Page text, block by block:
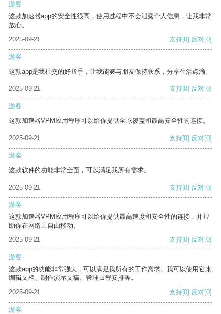
游客
这款加速器app的安全性很高，使用过程中不会泄露个人信息，让我非常
放心。
2025-09-21
支持[0] 反对[0]
游客
这款app是我社交的好帮手，让我能够与朋友保持联系，分享生活点滴。
2025-09-21 支持[0] 反对[0]
游客
这款加速器VPM应用程序可以给你提供全球覆盖和最高安全性的连接。
2025-09-21 支持[0] 反对[0]
游客
这款软件的功能非常全面，可以满足我所有需求。
2025-09-21 支持[0] 反对[0]
游客
这款加速器VPM应用程序可以给你提供最高速度和安全性的连接，并帮
助你在网络上自由移动。
2025-09-21
支持[0] 反对[0]
游客
这款app的功能非常强大，可以满足我所有的工作需求。我可以使用它来
编辑文档、制作演示文稿、管理日程安排等。
2025-09-21
支持[0] 反对[0]
游客